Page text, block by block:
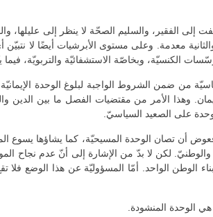
الفقير، والسليم الصحّة لا ينظر إلى عليلها،
معدمة. وعلى مستوى الأبرشيات أيضًا لا
الكنسيّة، وبخاصّة الاستشفائيّة والتربويّة، فيما
من ضمن الشروط الواجبة لبلوغ الوحدة
وهذا الأمر من مقتضيات الفصل ما بين الدين
على الصعيد السياسيّ.
أن تصان الوحدة المسيحيّة، كما يشاؤها يسوع
لكن لا بدّ من الإشارة إلى أنّ عدم نجاح
الوطن الواحد. أمّا المسؤوليّة عن هذا الوضع
الوحدة المنشودة.